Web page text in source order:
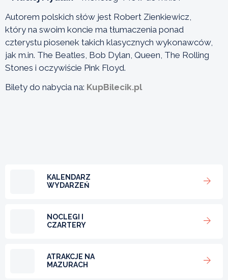
Autorem polskich słów jest Robert Zienkiewicz,
który na swoim koncie ma tłumaczenia ponad
czterystu piosenek takich klasycznych wykonawców,
jak m.in. The Beatles, Bob Dylan, Queen, The Rolling
Stones i oczywiście Pink Floyd.
Bilety do nabycia na: KupBilecik.pl
KALENDARZ
WYDARZEŃ
NOCLEGI I
CZARTERY
ATRAKCJE NA
MAZURACH